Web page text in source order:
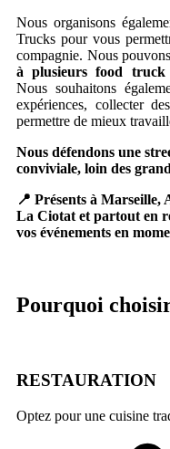
Nous organisons
Trucks pour vous
compagnie. Nous
à plusieurs food truck
Nous souhaitons
expériences, collecter
permettre de mieux
Nous défendons une
conviviale, loin des
📍 Présents à
La Ciotat et partout en
vos événements en
Pourquoi
RESTAURATION
Optez pour une cuisine